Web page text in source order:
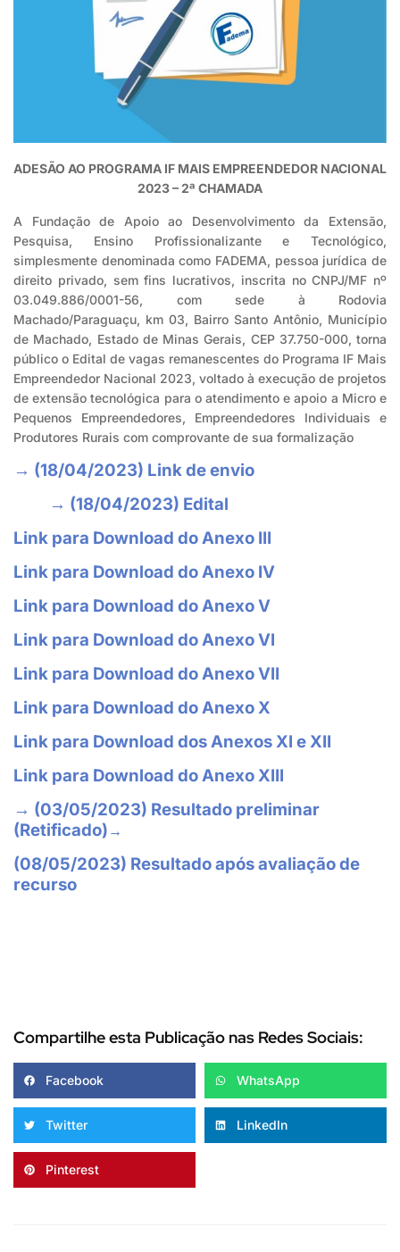
ADESÃO AO PROGRAMA IF MAIS EMPREENDEDOR NACIONAL
2023 – 2ª CHAMADA
A Fundação de Apoio ao Desenvolvimento da Extensão,
Pesquisa, Ensino Profissionalizante e Tecnológico,
simplesmente denominada como FADEMA, pessoa jurídica de
direito privado, sem fins lucrativos, inscrita no CNPJ/MF nº
03.049.886/0001-56, com sede à Rodovia
Machado/Paraguaçu, km 03, Bairro Santo Antônio, Município
de Machado, Estado de Minas Gerais, CEP 37.750-000, torna
público o Edital de vagas remanescentes do Programa IF Mais
Empreendedor Nacional 2023, voltado à execução de projetos
de extensão tecnológica para o atendimento e apoio a Micro e
Pequenos Empreendedores, Empreendedores Individuais e
Produtores Rurais com comprovante de sua formalização
→ (18/04/2023) Link de envio
→ (18/04/2023) Edital
Link para Download do Anexo III
Link para Download do Anexo IV
Link para Download do Anexo V
Link para Download do Anexo VI
Link para Download do Anexo VII
Link para Download do Anexo X
Link para Download dos Anexos XI e XII
Link para Download do Anexo XIII
→ (03/05/2023) Resultado preliminar
(Retificado) →
(08/05/2023) Resultado após avaliação de
recurso
Compartilhe esta Publicação nas Redes Sociais:
Facebook WhatsApp
Twitter LinkedIn
Pinterest